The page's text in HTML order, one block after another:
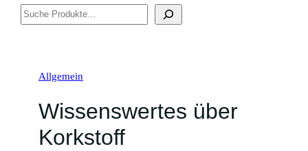
Suchen
Allgemein
Wissenswertes über
Korkstoff